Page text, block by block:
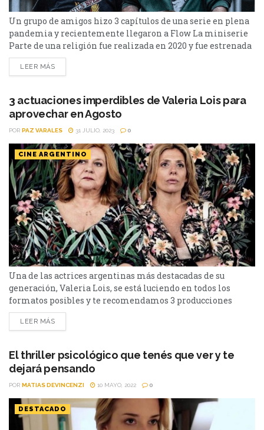
Un grupo de amigos hizo 3 capítulos de una serie en plena
pandemia y recientemente llegaron a Flow La miniserie
Parte de una religión fue realizada en 2020 y fue estrenada
de manera online en 2021. Exactamente dos años después,
los tres episodios de la miniserie escrita por Lucía
para que todos...
LEER MÁS
3 actuaciones imperdibles de Valeria Lois para
aprovechar en Agosto
POR PAZ VARALES 31 JULIO, 2023 0
CINE ARGENTINO
Una de las actrices argentinas más destacadas de su
generación, Valeria Lois, se está luciendo en todos los
formatos posibles y te recomendamos 3 producciones
vigentes donde podes aprovechar para verla. Valeria Lois
es una actriz argentina que nos ha regalado grandes
sus apariciones en Por Ahora, la serie de...
LEER MÁS
El thriller psicológico que tenés que ver y te
dejará pensando
POR MATIAS DEVINCENZI 10 MAYO, 2022 0
DESTACADO